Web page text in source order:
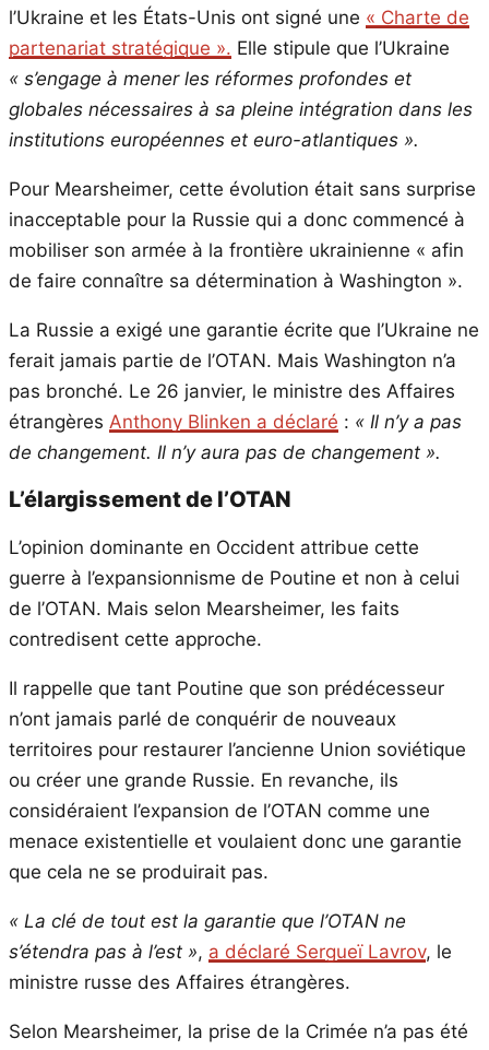
l’Ukraine et les États-Unis ont signé une « Charte de
partenariat stratégique ». Elle stipule que l’Ukraine
« s’engage à mener les réformes profondes et
globales nécessaires à sa pleine intégration dans les
institutions européennes et euro-atlantiques ».
Pour Mearsheimer, cette évolution était sans surprise
inacceptable pour la Russie qui a donc commencé à
mobiliser son armée à la frontière ukrainienne « afin
de faire connaître sa détermination à Washington ».
La Russie a exigé une garantie écrite que l’Ukraine ne
ferait jamais partie de l’OTAN. Mais Washington n’a
pas bronché. Le 26 janvier, le ministre des Affaires
étrangères Anthony Blinken a déclaré : « Il n’y a pas
de changement. Il n’y aura pas de changement ».
L’élargissement de l’OTAN
L’opinion dominante en Occident attribue cette
guerre à l’expansionnisme de Poutine et non à celui
de l’OTAN. Mais selon Mearsheimer, les faits
contredisent cette approche.
Il rappelle que tant Poutine que son prédécesseur
n’ont jamais parlé de conquérir de nouveaux
territoires pour restaurer l’ancienne Union soviétique
ou créer une grande Russie. En revanche, ils
considéraient l’expansion de l’OTAN comme une
menace existentielle et voulaient donc une garantie
que cela ne se produirait pas.
« La clé de tout est la garantie que l’OTAN ne
s’étendra pas à l’est », a déclaré Sergueï Lavrov, le
ministre russe des Affaires étrangères.
Selon Mearsheimer, la prise de la Crimée n’a pas été